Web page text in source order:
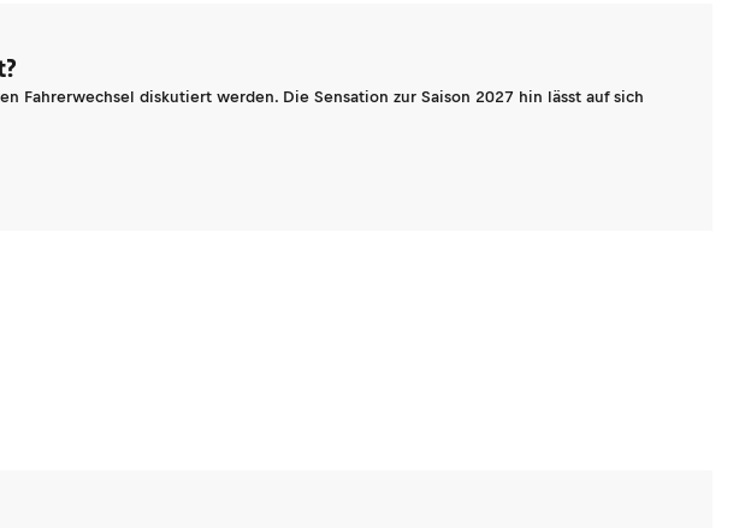
Fahrerwechsel diskutiert werden. Die Sensation zur Saison 2027 hin lässt auf sich